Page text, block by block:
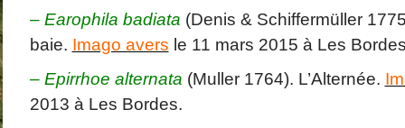
– Earophila badiata (Denis & Schiffermüller
baie. Imago avers le 11 mars 2015 à Les
– Epirrhoe alternata (Muller 1764). L’Alternée.
2013 à Les Bordes.